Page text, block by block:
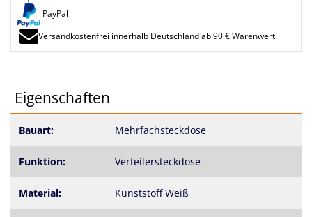
PayPal
Versandkostenfrei innerhalb Deutschland ab 90 € Warenwert.
Eigenschaften
Bauart: Mehrfachsteckdose
Funktion: Verteilersteckdose
Material: Kunststoff Weiß